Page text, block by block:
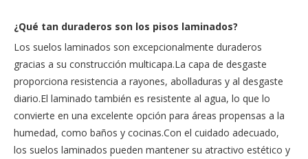
¿Qué tan duraderos son los pisos laminados?
Los suelos laminados son excepcionalmente duraderos
gracias a su construcción multicapa.La capa de desgaste
proporciona resistencia a rayones, abolladuras y al desgaste
diario.El laminado también es resistente al agua, lo que lo
convierte en una excelente opción para áreas propensas a la
humedad, como baños y cocinas.Con el cuidado adecuado,
los suelos laminados pueden mantener su atractivo estético y